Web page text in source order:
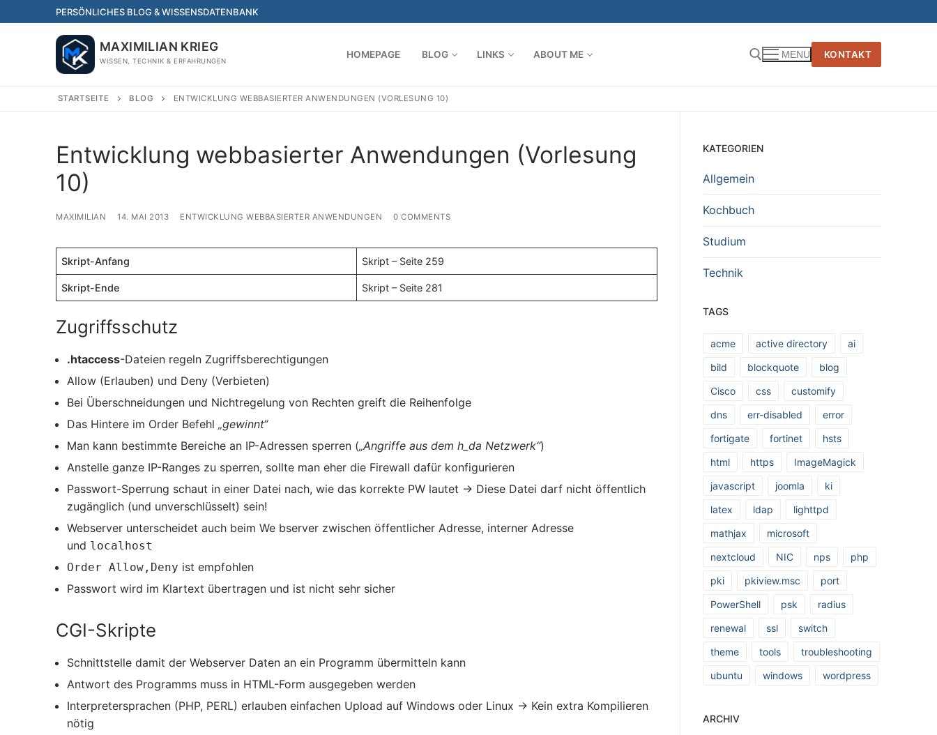
to
PERSÖNLICHES BLOG & WISSENSDATENBANK
MAXIMILIAN KRIEG
WISSEN, TECHNIK & ERFAHRUNGEN
HOMEPAGE BLOG LINKS ABOUT ME MENU KONTAKT
STARTSEITE BLOG ENTWICKLUNG WEBBASIERTER ANWENDUNGEN (VORLESUNG 10)
Entwicklung webbasierter Anwendungen (Vorlesung
10)
MAXIMILIAN 14. MAI 2013 ENTWICKLUNG WEBBASIERTER ANWENDUNGEN 0 COMMENTS
Skript-Anfang Skript – Seite 259
Skript-Ende Skript – Seite 281
Zugriffsschutz
.htaccess-Dateien regeln Zugriffsberechtigungen
Allow (Erlauben) und Deny (Verbieten)
Bei Überschneidungen und Nichtregelung von Rechten greift die Reihenfolge
Das Hintere im Order Befehl „gewinnt“
Man kann bestimmte Bereiche an IP-Adressen sperren („Angriffe aus dem h_da Netzwerk“)
Anstelle ganze IP-Ranges zu sperren, sollte man eher die Firewall dafür konfigurieren
Passwort-Sperrung schaut in einer Datei nach, wie das korrekte PW lautet → Diese Datei darf nicht öffentlich
zugänglich (und unverschlüsselt) sein!
Webserver unterscheidet auch beim We bserver zwischen öffentlicher Adresse, interner Adresse
und localhost
Order Allow,Deny ist empfohlen
Passwort wird im Klartext übertragen und ist nicht sehr sicher
CGI-Skripte
Schnittstelle damit der Webserver Daten an ein Programm übermitteln kann
Antwort des Programms muss in HTML-Form ausgegeben werden
Interpretersprachen (PHP, PERL) erlauben einfachen Upload auf Windows oder Linux → Kein extra Kompilieren
nötig
KATEGORIEN
Allgemein
Kochbuch
Studium
Technik
TAGS
acme active directory
ai
bild
blockquote
blog
Cisco
css
customify
dns
err-disabled
error
fortigate
fortinet
hsts
html
https
ImageMagick
javascript
joomla
ki
latex
ldap
lighttpd
mathjax
microsoft
nextcloud
NIC nps
php
pki
pkiview.msc
port
PowerShell
psk
radius
renewal
ssl
switch
theme
tools
troubleshooting
ubuntu
windows wordpress
ARCHIV